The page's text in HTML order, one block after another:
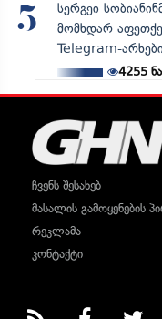
5
სერგეი
მომხდარ
Telegram-
4255
ჩვენს შესახებ
მასალის გამოყენების
რეკლამა
კონტაქტი